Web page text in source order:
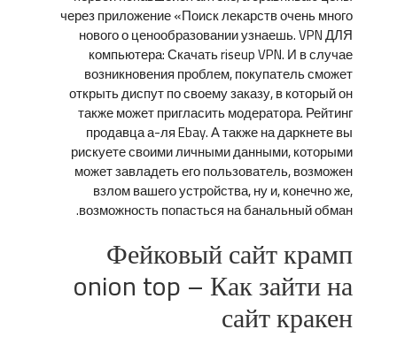
через приложение «Поиск лекарств очень много
нового о ценообразовании узнаешь. VPN ДЛЯ
компьютера: Скачать riseup VPN. И в случае
возникновения проблем, покупатель сможет
открыть диспут по своему заказу, в который он
также может пригласить модератора. Рейтинг
продавца а-ля Ebay. А также на даркнете вы
рискуете своими личными данными, которыми
может завладеть его пользователь, возможен
взлом вашего устройства, ну и, конечно же,
возможность попасться на банальный обман.
Фейковый сайт крамп
onion top – Как зайти на
сайт кракен